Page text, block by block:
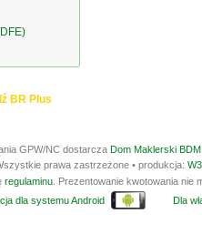
BR Plus
GPW/NC dostarcza Dom Maklerski
prawa zastrzeżone • produkcja:
regulaminu . Prezentowanie kwotowania
dla systemu Android Dla